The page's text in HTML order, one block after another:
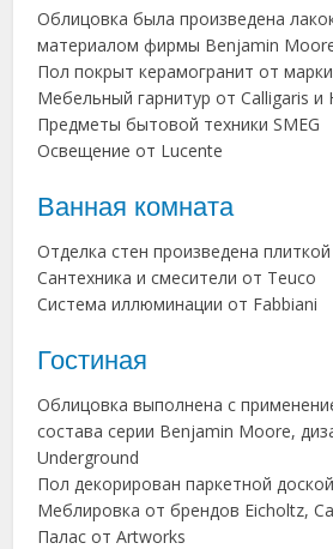
Облицовка была произведена
материалом фирмы Benjamin
Пол покрыт керамогранит от
Мебельный гарнитур от Calligaris и
Предметы бытовой техники SMEG
Освещение от Lucente
Ванная комната
Отделка стен произведена
Сантехника и смесители от Teuco
Система иллюминации от Fabbiani
Гостиная
Облицовка выполнена с
состава серии Benjamin Moore,
Underground
Пол декорирован паркетной
Меблировка от брендов Eicholtz,
Палас от Artworks